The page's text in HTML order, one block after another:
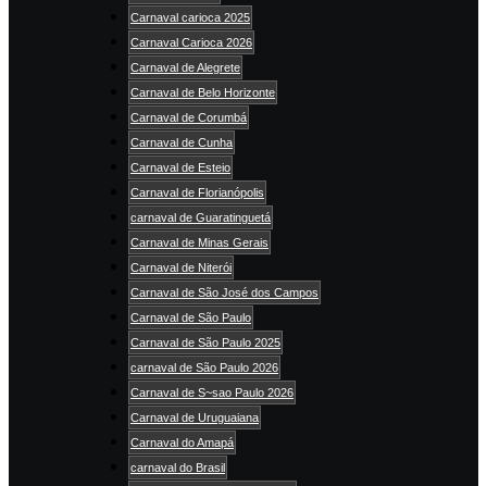
Carnaval carioca 2025
Carnaval Carioca 2026
Carnaval de Alegrete
Carnaval de Belo Horizonte
Carnaval de Corumbá
Carnaval de Cunha
Carnaval de Esteio
Carnaval de Florianópolis
carnaval de Guaratinguetá
Carnaval de Minas Gerais
Carnaval de Niterói
Carnaval de São José dos Campos
Carnaval de São Paulo
Carnaval de São Paulo 2025
carnaval de São Paulo 2026
Carnaval de S~sao Paulo 2026
Carnaval de Uruguaiana
Carnaval do Amapá
carnaval do Brasil